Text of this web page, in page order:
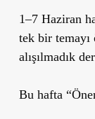
1–7 Haziran
tek bir temayı
alışılmadık
Bu hafta